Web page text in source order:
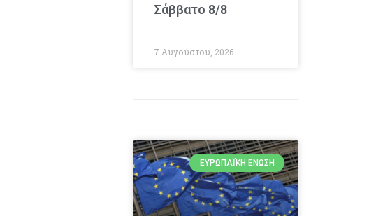
Σάββατο 8/8
7 Αυγούστου, 2026
ΕΥΡΩΠΑΪΚΉ ΈΝΩΣΗ